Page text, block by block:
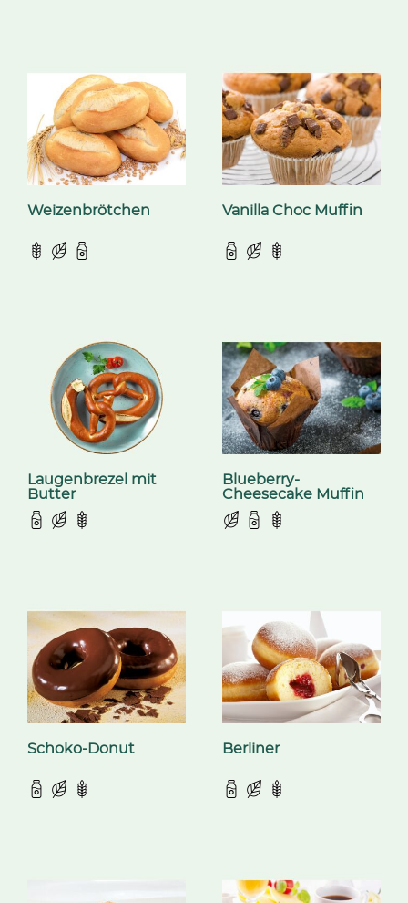
Weizenbrötchen Vanilla Choc Muffin
Laugenbrezel mit
Butter
Blueberry-
Cheesecake Muffin
Schoko-Donut Berliner